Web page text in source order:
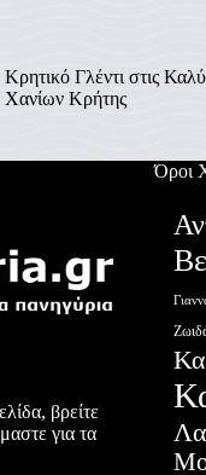
Κρητικό Γλέντι στις
Χανίων Κρήτης
Όροι
βρείτε
για τα